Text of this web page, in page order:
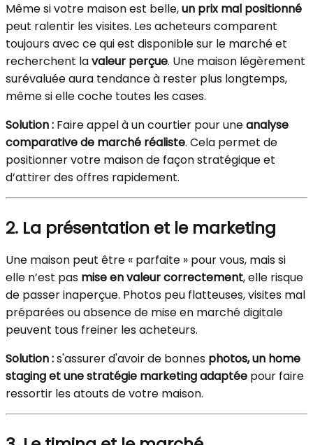
Même si votre maison est belle,un prix mal positionné
peut ralentir les visites. Les acheteurs comparent
toujours avec ce qui est disponible sur le marché et
recherchent lavaleur perçue. Une maison légèrement
surévaluée aura tendance à rester plus longtemps,
même si elle coche toutes les cases.
Solution : Faire appel à un courtier pour uneanalyse
comparative de marché réaliste. Cela permet de
positionner votre maison de façon stratégique et
d’attirer des offres rapidement.
2. La présentation et le marketing
Une maison peut être « parfaite » pour vous, mais si
elle n’est pas mise en valeur correctement, elle risque
de passer inaperçue. Photos peu flatteuses, visites mal
préparées ou absence de mise en marché digitale
peuvent tous freiner les acheteurs.
Solution :s'assurer d'avoir de bonnes photos, un home
staging et une stratégie marketing adaptée pour faire
ressortir les atouts de votre maison.